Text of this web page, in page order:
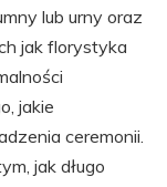
lub urny oraz
jak florystyka
jakie
ceremonii.
jak długo